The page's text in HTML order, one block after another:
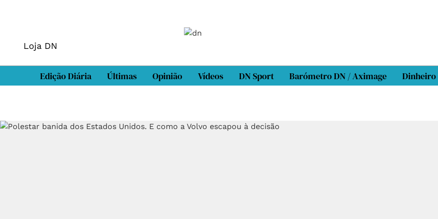
Loja DN
Edição Diária Últimas Opinião Vídeos DN Sport Barómetro DN / Aximage Dinheiro